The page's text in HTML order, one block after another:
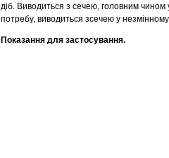
діб. Виводиться з сечею, головним
потребу, виводиться зсечею у незмінному
Показання для застосування.